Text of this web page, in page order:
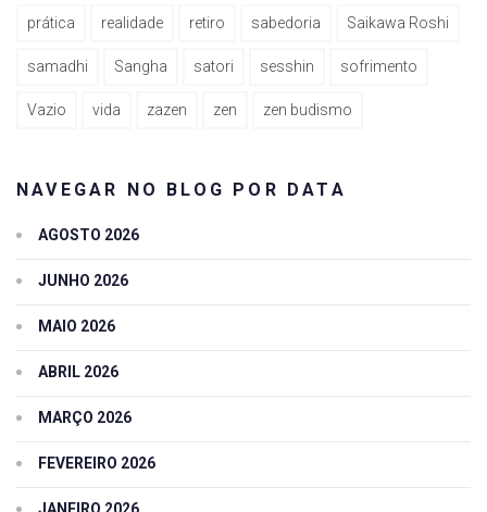
prática realidade retiro sabedoria Saikawa Roshi
samadhi Sangha satori sesshin sofrimento
Vazio vida zazen zen zen budismo
NAVEGAR NO BLOG POR DATA
AGOSTO 2026
JUNHO 2026
MAIO 2026
ABRIL 2026
MARÇO 2026
FEVEREIRO 2026